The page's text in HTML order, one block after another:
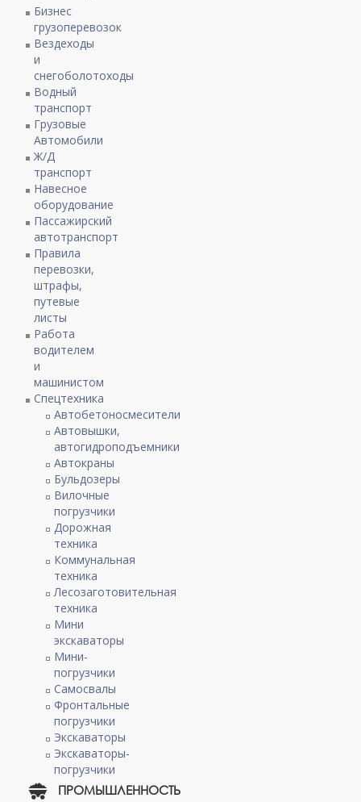
Бизнес
грузоперевозок
Вездеходы
и
снегоболотоходы
Водный
транспорт
Грузовые
Автомобили
Ж/Д
транспорт
Навесное
оборудование
Пассажирский
автотранспорт
Правила
перевозки,
штрафы,
путевые
листы
Работа
водителем
и
машинистом
Спецтехника
Автобетоносмесители
Автовышки,
автогидроподъемники
Автокраны
Бульдозеры
Вилочные
погрузчики
Дорожная
техника
Коммунальная
техника
Лесозаготовительная
техника
Мини
экскаваторы
Мини-
погрузчики
Самосвалы
Фронтальные
погрузчики
Экскаваторы
Экскаваторы-
погрузчики
ПРОМЫШЛЕННОСТЬ